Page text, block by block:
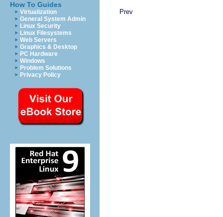
How To Guides
Virtualization
General System Admin
Linux Security
Linux Filesystems
Web Servers
Graphics & Desktop
PC Hardware
Windows
Problem Solutions
Privacy Policy
Prev